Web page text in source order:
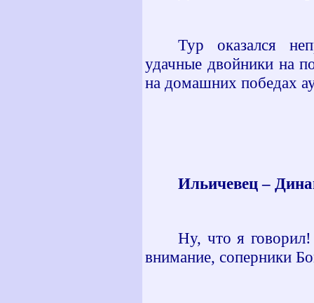
Тур оказался
удачные двойники на
на домашних победах
Ильичевец –
Ну, что я
внимание, соперники